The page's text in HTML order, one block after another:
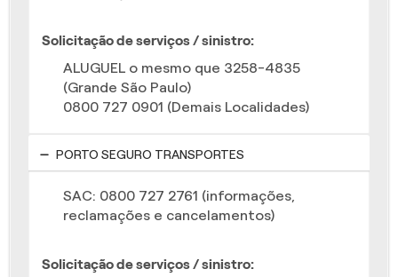
Solicitação de serviços / sinistro:
ALUGUEL o mesmo que 3258-4835
(Grande São Paulo)
0800 727 0901 (Demais Localidades)
PORTO SEGURO TRANSPORTES
SAC: 0800 727 2761 (informações,
reclamações e cancelamentos)
Solicitação de serviços / sinistro: